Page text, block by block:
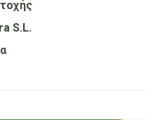
S.L.